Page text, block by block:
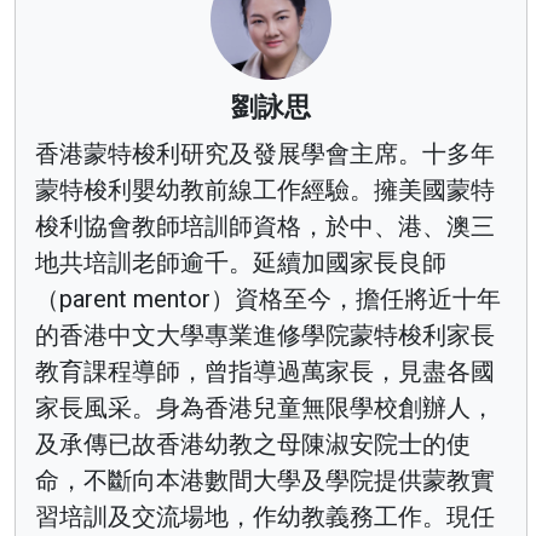
劉詠思
香港蒙特梭利研究及發展學會主席。十多年
蒙特梭利嬰幼教前線工作經驗。擁美國蒙特
梭利協會教師培訓師資格，於中、港、澳三
地共培訓老師逾千。延續加國家長良師
（parent mentor）資格至今，擔任將近十年
的香港中文大學專業進修學院蒙特梭利家長
教育課程導師，曾指導過萬家長，見盡各國
家長風采。身為香港兒童無限學校創辦人，
及承傳已故香港幼教之母陳淑安院士的使
命，不斷向本港數間大學及學院提供蒙教實
習培訓及交流場地，作幼教義務工作。現任